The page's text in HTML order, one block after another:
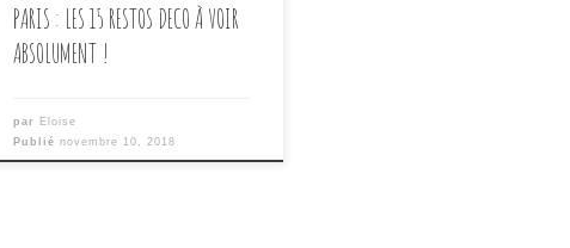
PARIS : LES 15 RESTOS DECO À VOIR
ABSOLUMENT !
par Eloise
Publiénovembre 10, 2018